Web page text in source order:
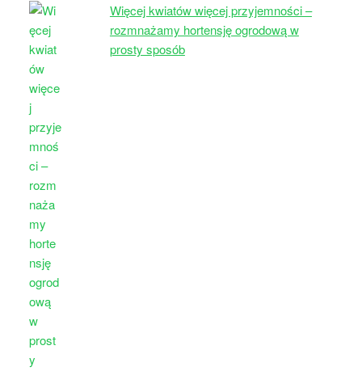
Więcej kwiatów więcej przyjemności –
rozmnażamy hortensję ogrodową w
prosty sposób